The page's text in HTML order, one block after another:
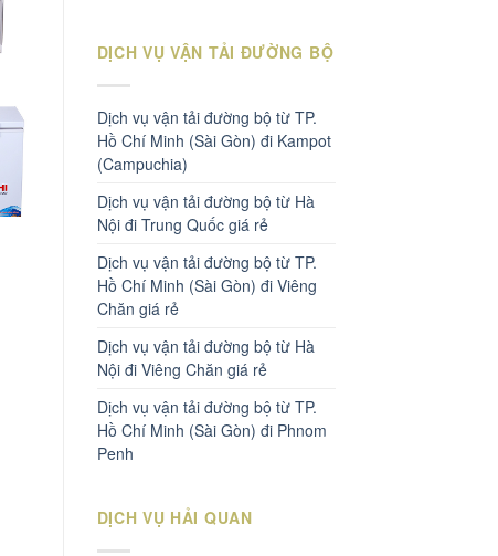
DỊCH VỤ VẬN TẢI ĐƯỜNG BỘ
Dịch vụ vận tải đường bộ từ TP.
Hồ Chí Minh (Sài Gòn) đi Kampot
(Campuchia)
Dịch vụ vận tải đường bộ từ Hà
Nội đi Trung Quốc giá rẻ
Dịch vụ vận tải đường bộ từ TP.
Hồ Chí Minh (Sài Gòn) đi Viêng
Chăn giá rẻ
Dịch vụ vận tải đường bộ từ Hà
Nội đi Viêng Chăn giá rẻ
Dịch vụ vận tải đường bộ từ TP.
Hồ Chí Minh (Sài Gòn) đi Phnom
Penh
DỊCH VỤ HẢI QUAN